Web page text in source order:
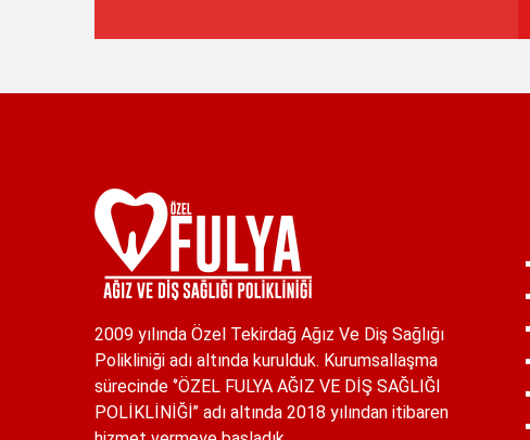
2009 yılında Özel Tekirdağ Ağız Ve Diş Sağlığı
Polikliniği adı altında kurulduk. Kurumsallaşma
sürecinde ‘’ÖZEL FULYA AĞIZ VE DİŞ SAĞLIĞI
POLİKLİNİĞİ’’ adı altında 2018 yılından itibaren